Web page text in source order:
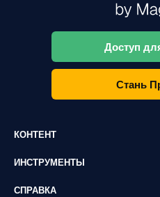
Доступ
Стань
КОНТЕНТ
ИНСТРУМЕНТЫ
СПРАВКА